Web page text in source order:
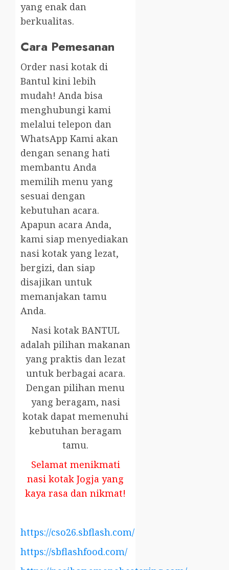
yang enak dan
berkualitas.
Cara Pemesanan
Order nasi kotak di
Bantul kini lebih
mudah! Anda bisa
menghubungi kami
melalui telepon dan
WhatsApp Kami akan
dengan senang hati
membantu Anda
memilih menu yang
sesuai dengan
kebutuhan acara.
Apapun acara Anda,
kami siap menyediakan
nasi kotak yang lezat,
bergizi, dan siap
disajikan untuk
memanjakan tamu
Anda.
Nasi kotak BANTUL
adalah pilihan makanan
yang praktis dan lezat
untuk berbagai acara.
Dengan pilihan menu
yang beragam, nasi
kotak dapat memenuhi
kebutuhan beragam
tamu.
Selamat menikmati
nasi kotak Jogja yang
kaya rasa dan nikmat!
https://cso26.sbflash.com/
https://sbflashfood.com/